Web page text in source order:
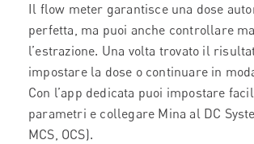
Il flow meter garantisce una dose
perfetta, ma puoi anche controllare
l’estrazione. Una volta trovato il
impostare la dose o continuare in
Con l’app dedicata puoi impostare
parametri e collegare Mina al DC
MCS, OCS).